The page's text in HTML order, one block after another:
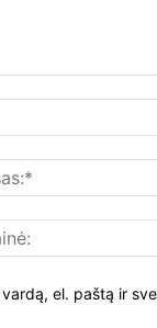
el. paštą ir